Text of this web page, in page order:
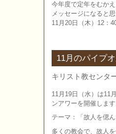
今年度で定年をむか
メッセージになると
11月20日（木）12：
11月のパイプ
キリスト教センタ
11月19日（水）は11
ンアワーを開催します
テーマ：「故人を偲ん
多くの教会で、故人